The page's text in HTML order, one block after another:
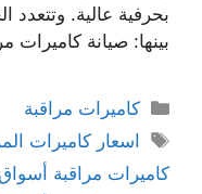
بحرفية عالية. وتتعدد
بينها: صيانة كاميرات
كاميرات مراقبة
اسعار كاميرات
كاميرات مراقبة